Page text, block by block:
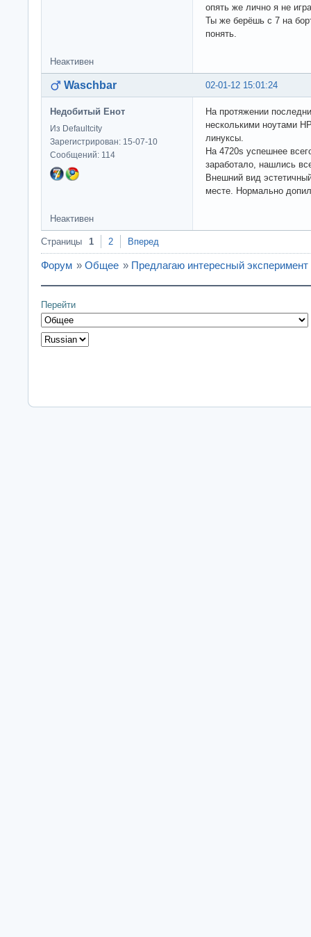
опять же лично я не
Ты же берёшь с 7 на
понять.
Неактивен
02-01-12 15:01:24
Waschbar
Недобитый Енот
Из Defaultcity
Зарегистрирован: 15-07-10
Сообщений: 114
На протяжении
несколькими ноутами
линуксы.
На 4720s успешнее
заработало, нашлись
Внешний вид
месте. Нормально
Неактивен
Страницы 1 2 Вперед
Форум » Общее » Предлагаю интересный эксперимент
Перейти